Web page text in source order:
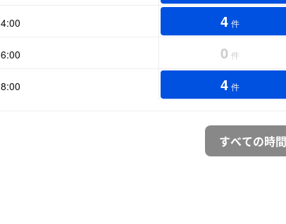
4 件
0 件
4 件
すべての時